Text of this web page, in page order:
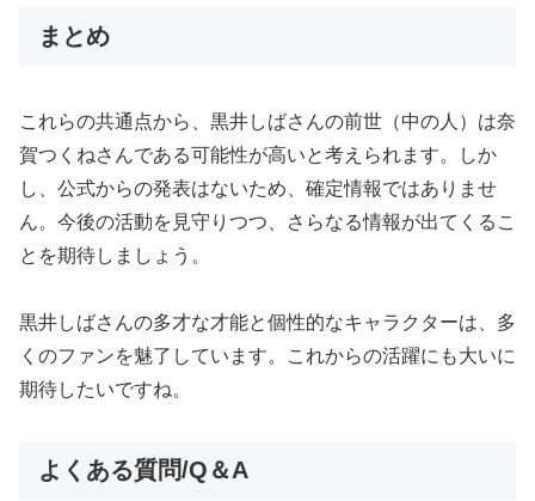
まとめ
これらの共通点から、黒井しばさんの前世（中の人）は奈
賀つくねさんである可能性が高いと考えられます。しか
し、公式からの発表はないため、確定情報ではありませ
ん。今後の活動を見守りつつ、さらなる情報が出てくるこ
とを期待しましょう。
黒井しばさんの多才な才能と個性的なキャラクターは、多
くのファンを魅了しています。これからの活躍にも大いに
期待したいですね。
よくある質問/Q＆A